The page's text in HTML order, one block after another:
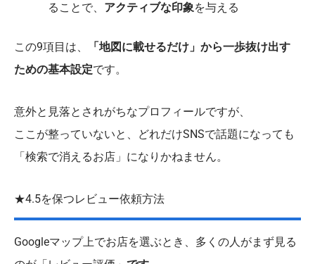
ることで、 アクティブな印象を与える
この9項目は、
「地図に載せるだけ」から一歩抜け出す
ための基本設定です。
意外と見落とされがちなプロフィールですが、
ここが整っていないと、どれだけSNSで話題になっても
「検索で消えるお店」になりかねません。
★4.5を保つレビュー依頼方法
Googleマップ上でお店を選ぶとき、多くの人がまず見る